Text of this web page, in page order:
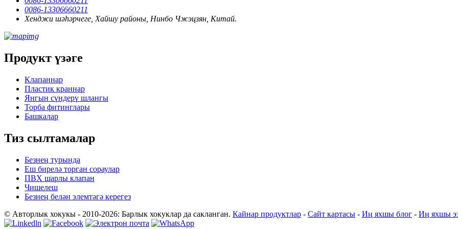
0086-13306660211
Хенджи шәһәрчеге, Хайшу районы, Нинбо Чжэцзян, Китай.
Продукт үзәге
Клапаннар
Пластик краннар
Янгын сүндерү шлангы
Торба фитинглары
Башкалар
Тиз сылтамалар
Безнең турында
Еш бирелә торган сораулар
ПВХ шарлы клапан
Чишелеш
Безнең белән элемтәгә керегез
© Авторлык хокукы - 2010-2026: Барлык хокуклар да сакланган. Кайнар продуктлар - Сайт картасы - Иң яхшы блог - Иң яхшы